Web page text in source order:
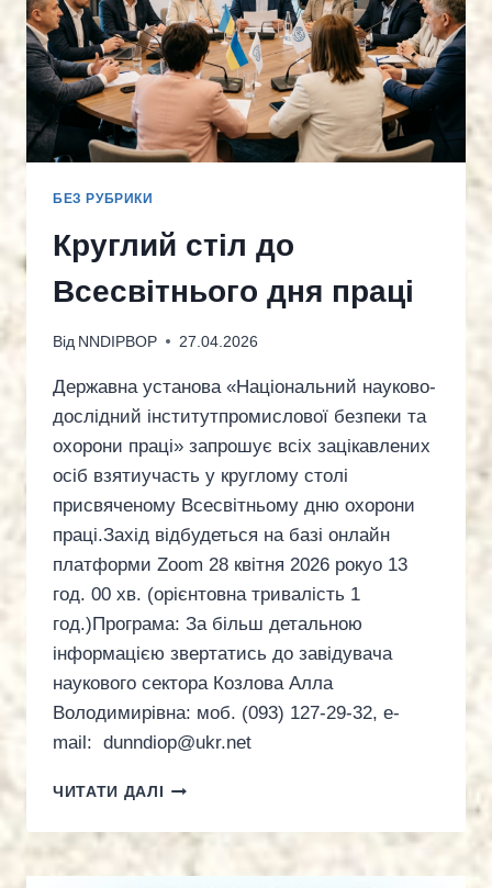
БЕЗ РУБРИКИ
Круглий стіл до
Всесвітнього дня праці
Від NNDIPBOP 27.04.2026
Державна установа «Національний науково-
дослідний інститутпромислової безпеки та
охорони праці» запрошує всіх зацікавлених
осіб взятиучасть у круглому столі
присвяченому Всесвітньому дню охорони
праці.Захід відбудеться на базі онлайн
платформи Zoom 28 квітня 2026 рокуо 13
год. 00 хв. (орієнтовна тривалість 1
год.)Програма: За більш детальною
інформацією звертатись до завідувача
наукового сектора Козлова Алла
Володимирівна: моб. (093) 127-29-32, e-
mail: dunndiop@ukr.net
ЧИТАТИ ДАЛІ
КРУГЛИЙ
ДО
ДНЯ